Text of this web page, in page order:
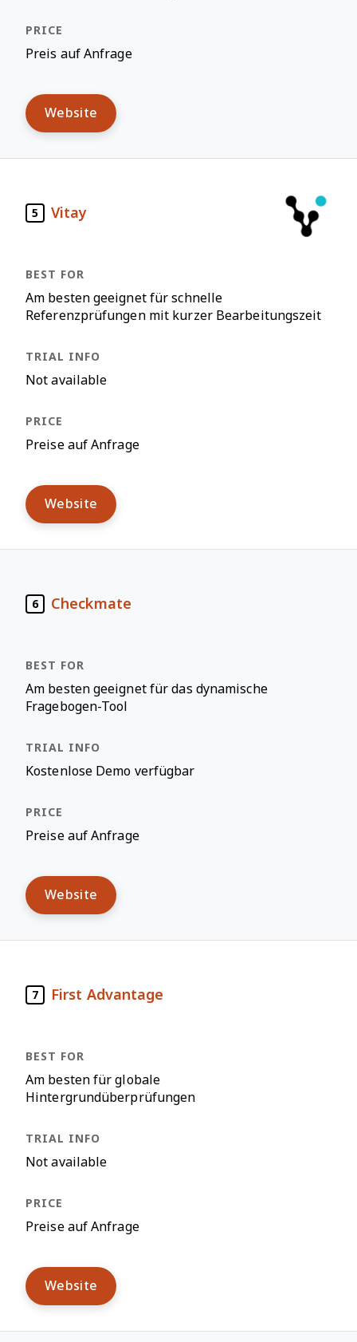
Preis auf Anfrage
Website
5 Vitay
Am besten geeignet für schnelle
Referenzprüfungen mit kurzer Bearbeitungszeit
Not available
Preise auf Anfrage
Website
6 Checkmate
Am besten geeignet für das dynamische
Fragebogen-Tool
Kostenlose Demo verfügbar
Preise auf Anfrage
Website
7 First Advantage
Am besten für globale
Hintergrundüberprüfungen
Not available
Preise auf Anfrage
Website